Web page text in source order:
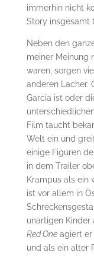
immerhin nicht
Story insgesamt
Neben den
meiner Meinung
waren, sorgen
anderen Lacher.
Garcia ist oder
Film taucht
Welt ein und
einige Figuren
in dem Trailer
Krampus als ein
ist vor allem in
unartigen Kinder
Red Oneagiert er
und als ein alter